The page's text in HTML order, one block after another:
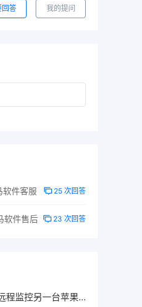
回答 我的提问
软件客服 25 次回答
软件售后 23 次回答
控另一台苹果手机？